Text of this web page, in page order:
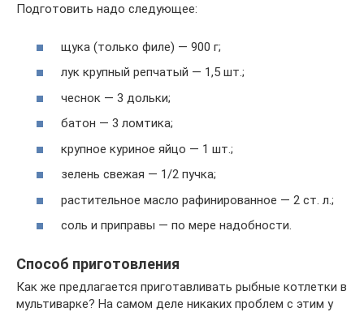
Подготовить надо следующее:
щука (только филе) — 900 г;
лук крупный репчатый — 1,5 шт.;
чеснок — 3 дольки;
батон — 3 ломтика;
крупное куриное яйцо — 1 шт.;
зелень свежая — 1/2 пучка;
растительное масло рафинированное — 2 ст. л.;
соль и приправы — по мере надобности.
Способ приготовления
Как же предлагается приготавливать рыбные котлетки в
мультиварке? На самом деле никаких проблем с этим у